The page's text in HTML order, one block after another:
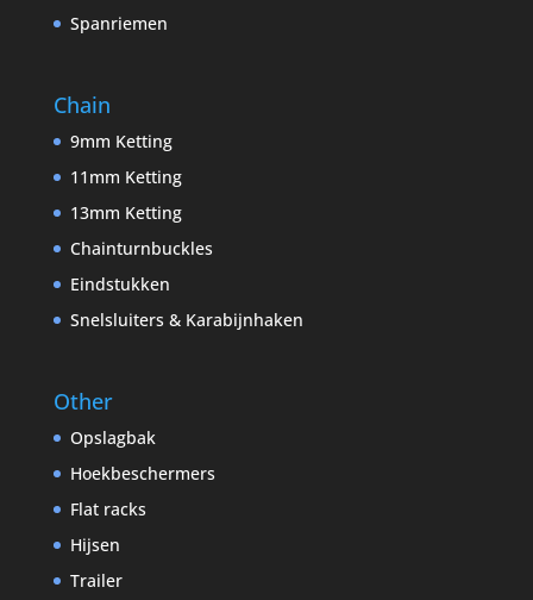
Spanriemen
Chain
9mm Ketting
11mm Ketting
13mm Ketting
Chainturnbuckles
Eindstukken
Snelsluiters & Karabijnhaken
Other
Opslagbak
Hoekbeschermers
Flat racks
Hijsen
Trailer